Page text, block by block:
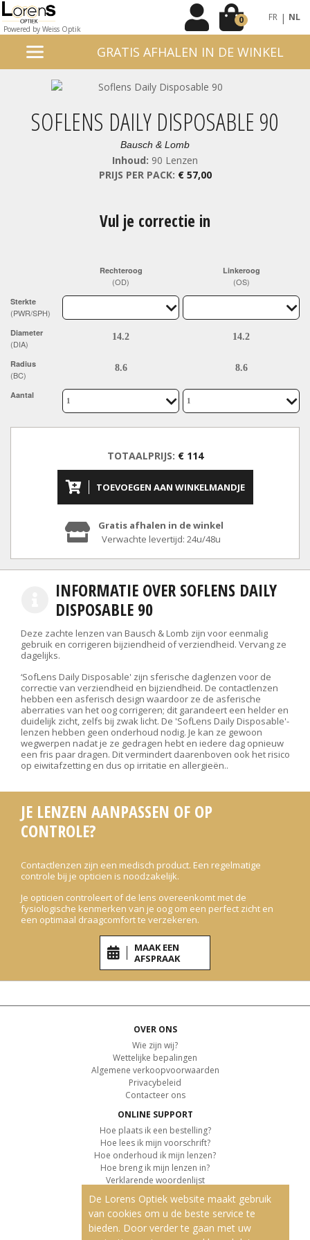
Powered by Weiss Optik
0 FR | NL
GRATIS AFHALEN IN DE WINKEL
SOFLENS DAILY DISPOSABLE 90
Bausch & Lomb
Inhoud: 90 Lenzen
PRIJS PER PACK: € 57,00
Vul je correctie in
Sterkte
(PWR/SPH)
Diameter
(DIA)
Radius
(BC)
Aantal
Rechteroog
(OD)
Linkeroog
(OS)
TOTAALPRIJS: € 114
TOEVOEGEN AAN WINKELMANDJE
Gratis afhalen in de winkel
Verwachte levertijd: 24u/48u
INFORMATIE OVER SOFLENS DAILY
DISPOSABLE 90
Deze zachte lenzen van Bausch & Lomb zijn voor eenmalig
gebruik en corrigeren bijziendheid of verziendheid. Vervang ze
dagelijks.
‘SofLens Daily Disposable' zijn sferische daglenzen voor de
correctie van verziendheid en bijziendheid. De contactlenzen
hebben een asferisch design waardoor ze de asferische
aberraties van het oog corrigeren; dit garandeert een helder en
duidelijk zicht, zelfs bij zwak licht. De 'SofLens Daily Disposable'-
lenzen hebben geen onderhoud nodig. Je kan ze gewoon
wegwerpen nadat je ze gedragen hebt en iedere dag opnieuw
een fris paar dragen. Dit vermindert daarenboven ook het risico
op eiwitafzetting en dus op irritatie en allergieën..
JE LENZEN AANPASSEN OF OP
CONTROLE?
Contactlenzen zijn een medisch product. Een regelmatige
controle bij je opticien is noodzakelijk.
Je opticien controleert of de lens overeenkomt met de
fysiologische kenmerken van je oog om een perfect zicht en
een optimaal draagcomfort te verzekeren.
MAAK EEN
AFSPRAAK
OVER ONS
Wie zijn wij?
Wettelijke bepalingen
Algemene verkoopvoorwaarden
Privacybeleid
Contacteer ons
ONLINE SUPPORT
Hoe plaats ik een bestelling?
Hoe lees ik mijn voorschrift?
Hoe onderhoud ik mijn lenzen?
Hoe breng ik mijn lenzen in?
Verklarende woordenlijst
KLANTENSERVICE
Informatie over de levering
Informatie over de betaling
De Lorens Optiek website maakt gebruik
van cookies om u de beste service te
bieden. Door verder te gaan met uw